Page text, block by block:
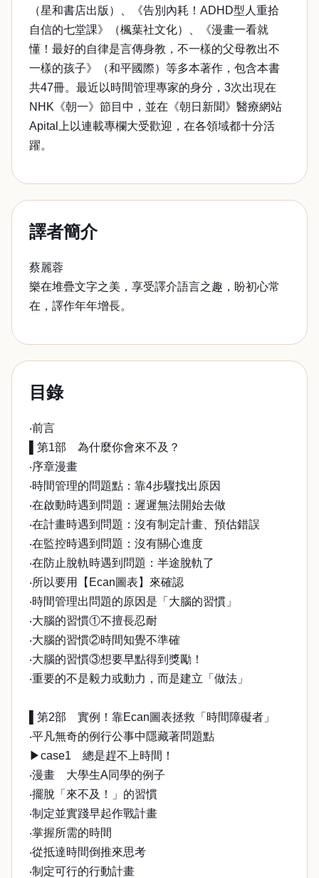
（星和書店出版）、《告別內耗！ADHD型人重拾
自信的七堂課》（楓葉社文化）、《漫畫一看就
懂！最好的自律是言傳身教，不一樣的父母教出不
一樣的孩子》（和平國際）等多本著作，包含本書
共47冊。最近以時間管理專家的身分，3次出現在
NHK《朝一》節目中，並在《朝日新聞》醫療網站
Apital上以連載專欄大受歡迎，在各領域都十分活
躍。
譯者簡介
蔡麗蓉
樂在堆疊文字之美，享受譯介語言之趣，盼初心常
在，譯作年年增長。
目錄
‧前言
▌第1部 為什麼你會來不及？
‧序章漫畫
‧時間管理的問題點：靠4步驟找出原因
‧在啟動時遇到問題：遲遲無法開始去做
‧在計畫時遇到問題：沒有制定計畫、預估錯誤
‧在監控時遇到問題：沒有關心進度
‧在防止脫軌時遇到問題：半途脫軌了
‧所以要用【Ecan圖表】來確認
‧時間管理出問題的原因是「大腦的習慣」
‧大腦的習慣①不擅長忍耐
‧大腦的習慣②時間知覺不準確
‧大腦的習慣③想要早點得到獎勵！
‧重要的不是毅力或動力，而是建立「做法」
▌第2部 實例！靠Ecan圖表拯救「時間障礙者」
‧平凡無奇的例行公事中隱藏著問題點
▶case1 總是趕不上時間！
‧漫畫 大學生A同學的例子
‧擺脫「來不及！」的習慣
‧制定並實踐早起作戰計畫
‧掌握所需的時間
‧從抵達時間倒推來思考
‧制定可行的行動計畫